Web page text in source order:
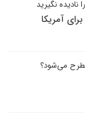
نگیرید
آمریکا
می‌شود؟